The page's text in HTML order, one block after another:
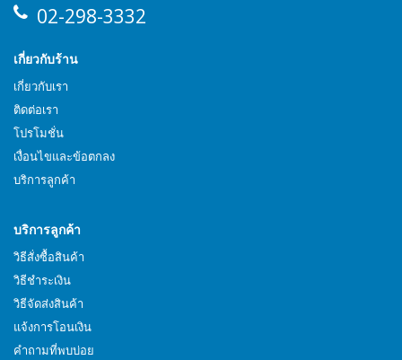
02-298-3332
เกี่ยวกับร้าน
เกี่ยวกับเรา
ติดต่อเรา
โปรโมชั่น
เงื่อนไขและข้อตกลง
บริการลูกค้า
บริการลูกค้า
วิธีสั่งซื้อสินค้า
วิธีชำระเงิน
วิธีจัดส่งสินค้า
แจ้งการโอนเงิน
คำถามที่พบบ่อย